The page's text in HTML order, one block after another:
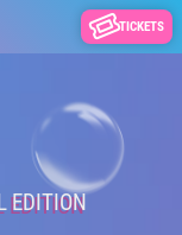
TICKETS
EDITION